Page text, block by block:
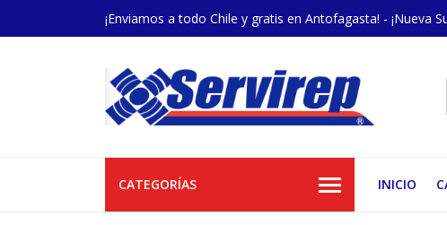
¡Enviamos a todo Chile y gratis en Antofagasta! - ¡Nueva
CATEGORÍAS INICIO